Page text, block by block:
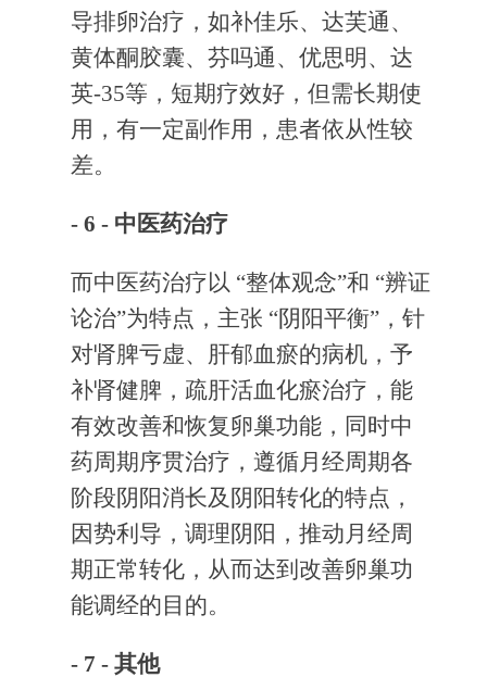
导排卵治疗，如补佳乐、达芙通、
黄体酮胶囊、芬吗通、优思明、达
英-35等，短期疗效好，但需长期使
用，有一定副作用，患者依从性较
差。
- 6 - 中医药治疗
而中医药治疗以 “整体观念”和 “辨证
论治”为特点，主张 “阴阳平衡”，针
对肾脾亏虚、肝郁血瘀的病机，予
补肾健脾，疏肝活血化瘀治疗，能
有效改善和恢复卵巢功能，同时中
药周期序贯治疗，遵循月经周期各
阶段阴阳消长及阴阳转化的特点，
因势利导，调理阴阳，推动月经周
期正常转化，从而达到改善卵巢功
能调经的目的。
- 7 - 其他